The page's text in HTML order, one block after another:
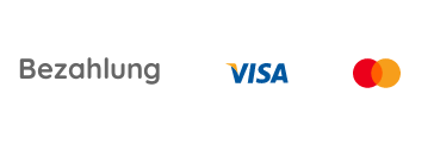
Bezahlung